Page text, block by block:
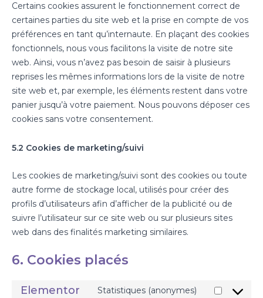
Certains cookies assurent le fonctionnement correct de
certaines parties du site web et la prise en compte de vos
préférences en tant qu’internaute. En plaçant des cookies
fonctionnels, nous vous facilitons la visite de notre site
web. Ainsi, vous n’avez pas besoin de saisir à plusieurs
reprises les mêmes informations lors de la visite de notre
site web et, par exemple, les éléments restent dans votre
panier jusqu’à votre paiement. Nous pouvons déposer ces
cookies sans votre consentement.
5.2 Cookies de marketing/suivi
Les cookies de marketing/suivi sont des cookies ou toute
autre forme de stockage local, utilisés pour créer des
profils d’utilisateurs afin d’afficher de la publicité ou de
suivre l’utilisateur sur ce site web ou sur plusieurs sites
web dans des finalités marketing similaires.
6. Cookies placés
Elementor Statistiques (anonymes)